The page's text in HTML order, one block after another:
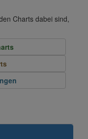
Charts dabei sind,